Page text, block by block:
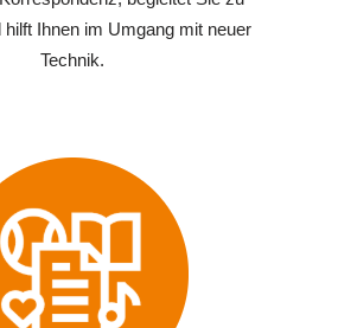
hilft Ihnen im Umgang mit neuer
Technik.